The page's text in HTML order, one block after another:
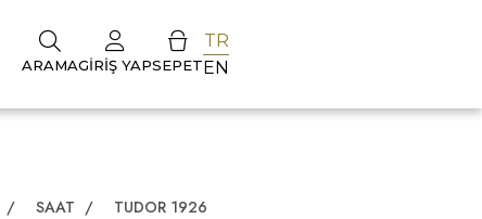
ARAMAGIRIŞ YAPSEPET
TR
EN
/ SAAT / TUDOR 1926